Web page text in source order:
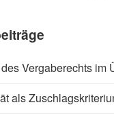
Vergaberechts im
als